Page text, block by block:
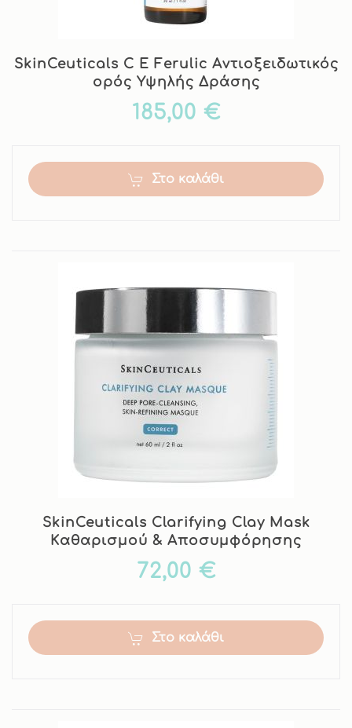
SkinCeuticals C E Ferulic Aντιοξειδωτικός
ορός Υψηλής Δράσης
185,00 €
Στο καλάθι
SkinCeuticals Clarifying Clay Mask
Kαθαρισμού & Aποσυμφόρησης
72,00 €
Στο καλάθι